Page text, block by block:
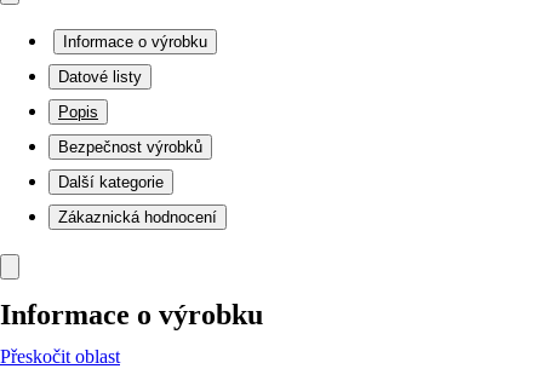
Informace o výrobku
Datové listy
Popis
Bezpečnost výrobků
Další kategorie
Zákaznická hodnocení
Informace o výrobku
Přeskočit oblast